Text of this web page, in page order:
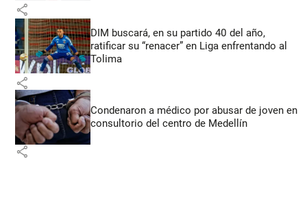
share
DIM buscará, en su partido 40 del año,
ratificar su “renacer” en Liga enfrentando al
Tolima
share
Condenaron a médico por abusar de joven en
consultorio del centro de Medellín
share